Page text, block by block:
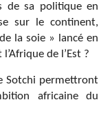
de sa politique en
sur le continent,
la soie » lancé en
de l’Est ?
Sotchi permettront
africaine du